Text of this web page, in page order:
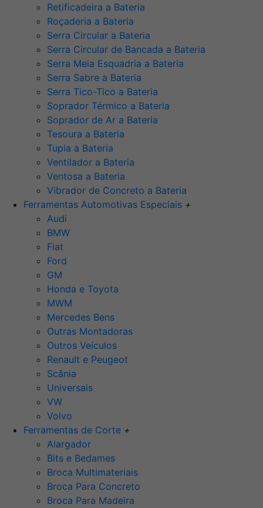
Retificadeira a Bateria
Roçaderia a Bateria
Serra Circular a Bateria
Serra Circular de Bancada a Bateria
Serra Meia Esquadria a Bateria
Serra Sabre a Bateria
Serra Tico-Tico a Bateria
Soprador Térmico a Bateria
Soprador de Ar a Bateria
Tesoura a Bateria
Tupia a Bateria
Ventilador a Bateria
Ventosa a Bateria
Vibrador de Concreto a Bateria
Ferramentas Automotivas Especiais +
Audi
BMW
Fiat
Ford
GM
Honda e Toyota
MWM
Mercedes Bens
Outras Montadoras
Outros Veículos
Renault e Peugeot
Scânia
Universais
VW
Volvo
Ferramentas de Corte +
Alargador
Bits e Bedames
Broca Multimateriais
Broca Para Concreto
Broca Para Madeira